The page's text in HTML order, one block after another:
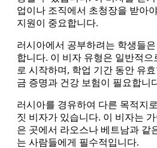
업이나 조직에서 초청장을 받아
지원이 중요합니다.
러시아에서 공부하려는 학생들
합니다. 이 비자 유형은 일반적으
로 시작하며, 학업 기간 동안 유
금 증명과 건강 보험이 필요합니
러시아를 경유하여 다른 목적지
짓 비자가 있습니다. 이 비자는
은 곳에서 라오스나 베트남과 같
는 사람들에게 필수적입니다.